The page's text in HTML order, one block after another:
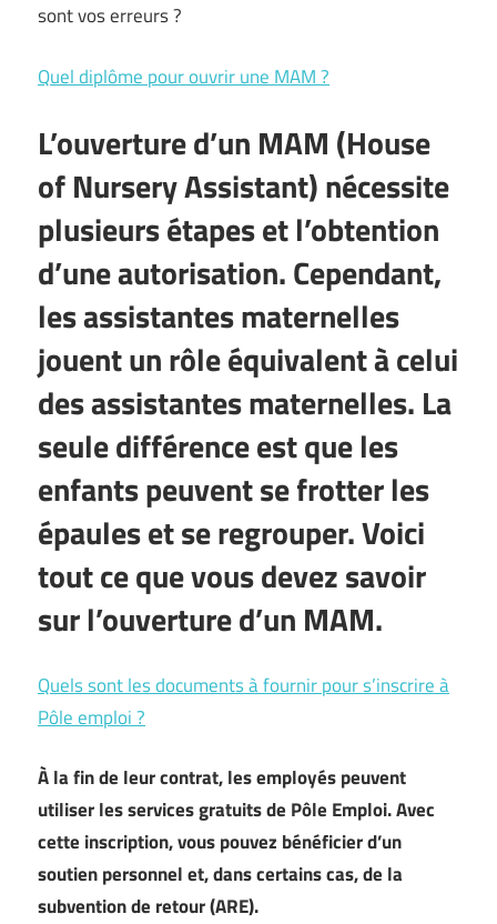
sont vos erreurs ?
Quel diplôme pour ouvrir une MAM ?
L’ouverture d’un MAM (House
of Nursery Assistant) nécessite
plusieurs étapes et l’obtention
d’une autorisation. Cependant,
les assistantes maternelles
jouent un rôle équivalent à celui
des assistantes maternelles. La
seule différence est que les
enfants peuvent se frotter les
épaules et se regrouper. Voici
tout ce que vous devez savoir
sur l’ouverture d’un MAM.
Quels sont les documents à fournir pour s’inscrire à
Pôle emploi ?
À la fin de leur contrat, les employés peuvent
utiliser les services gratuits de Pôle Emploi. Avec
cette inscription, vous pouvez bénéficier d’un
soutien personnel et, dans certains cas, de la
subvention de retour (ARE).